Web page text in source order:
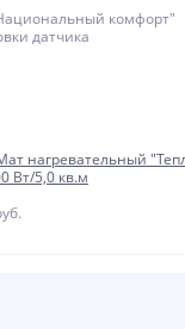
комфорт"
датчика
нагревательный
Вт/5,0 кв.м